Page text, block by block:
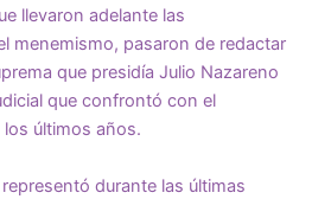
llevaron adelante las
menemismo, pasaron de redactar
que presidía Julio Nazareno
que confrontó con el
últimos años.
durante las últimas